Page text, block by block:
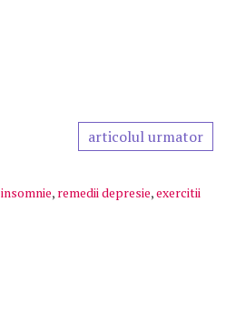
articolul urmator
, remedii depresie,exercitii